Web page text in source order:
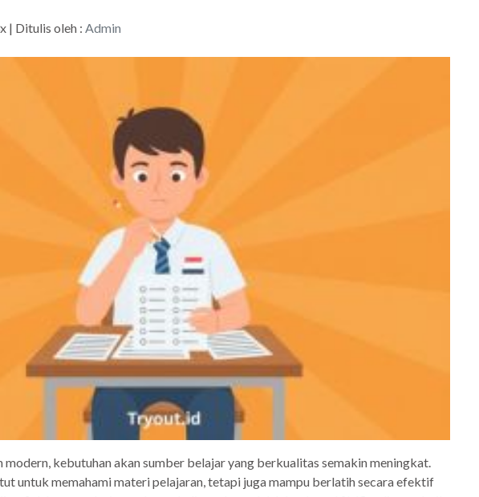
| Ditulis oleh : Admin
modern, kebutuhan akan sumber belajar yang berkualitas semakin meningkat.
untuk memahami materi pelajaran, tetapi juga mampu berlatih secara efektif